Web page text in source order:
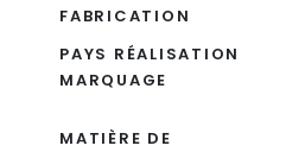
FABRICATION
PAYS RÉALISATION
MARQUAGE
MATIÈRE DE